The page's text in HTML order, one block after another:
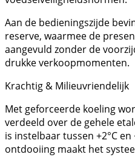
Aan de bedieningszijde
reserve, waarmee de
aangevuld zonder de
drukke verkoopmomenten.
Krachtig & Milieuvriendelijk
Met geforceerde koeling
verdeeld over de gehele
is instelbaar tussen +2°C
ontdooiing maakt het